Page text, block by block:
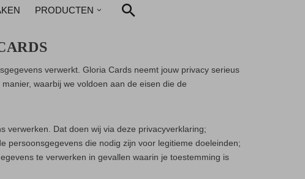
PRODUCTEN
verwerkt. Gloria Cards neemt jouw privacy serieus
waarbij we voldoen aan de eisen die de
verwerken. Dat doen wij via deze privacyverklaring;
persoonsgegevens die nodig zijn voor legitieme doeleinden;
te verwerken in gevallen waarin je toestemming is